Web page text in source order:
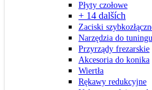
Płyty czołowe
+ 14 dalších
Zaciski
Narzędzia do tuningu
Przyrządy frezarskie
Akcesoria do konika
Wiertła
Rękawy redukcyjne